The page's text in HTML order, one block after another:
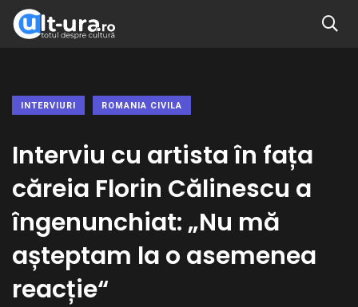
INTERVIURI ROMANIA CIVILA
Interviu cu artista în fața
căreia Florin Călinescu a
îngenunchiat: „Nu mă
așteptam la o asemenea
reacție“